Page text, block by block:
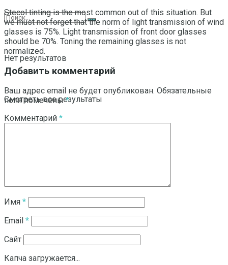
Нет результатов
Смотреть все результаты
Stecol tinting is the most common out of this situation. But
we must not forget that the norm of light transmission of wind
glasses is 75%. Light transmission of front door glasses
should be 70%. Toning the remaining glasses is not
normalized.
Добавить комментарий
Ваш адрес email не будет опубликован. Обязательные
поля помечены*
Комментарий *
Имя *
Email *
Сайт
Капча загружается...